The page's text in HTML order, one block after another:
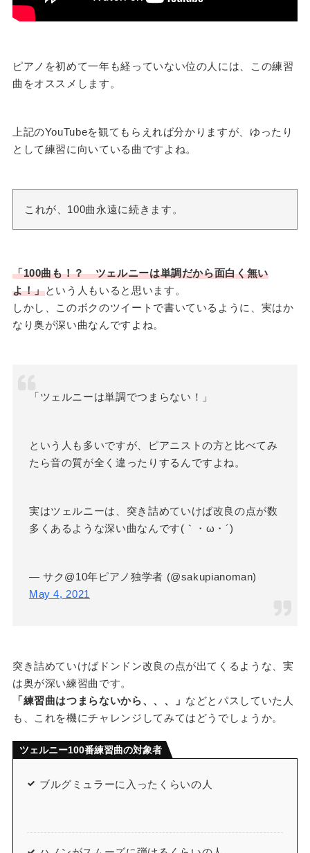
ピアノを初めて一年も経っていない位の人には、この練習
曲をオススメします。
上記のYouTubeを観てもらえれば分かりますが、ゆったり
として練習に向いている曲ですよね。
これが、100曲永遠に続きます。
「100曲も！？ ツェルニーは単調だから面白く無い
よ！」という人もいると思います。
しかし、このボクのツイートで書いているように、実はか
なり奥が深い曲なんですよね。
「ツェルニーは単調でつまらない！」
という人も多いですが、ピアニストの方と比べてみ
たら音の質が全く違ったりするんですよね。
実はツェルニーは、突き詰めていけば改良の点が数
多くあるような深い曲なんです(｀・ω・´)
— サク@10年ピアノ独学者 (@sakupianoman)
May 4, 2021
突き詰めていけばドンドン改良の点が出てくるような、実
は奥が深い練習曲です。
「練習曲はつまらないから、、、」 などとパスしていた人
も、これを機にチャレンジしてみてはどうでしょうか。
ツェルニー100番練習曲の対象者
ブルグミュラーに入ったくらいの人